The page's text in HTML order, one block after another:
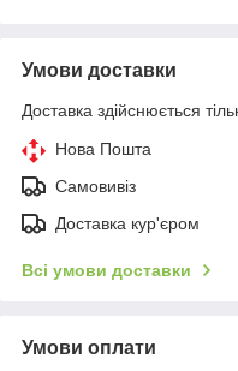
Умови доставки
Доставка здійснюється
Нова Пошта
Самовивіз
Доставка кур'єром
Всі умови доставки
Умови оплати